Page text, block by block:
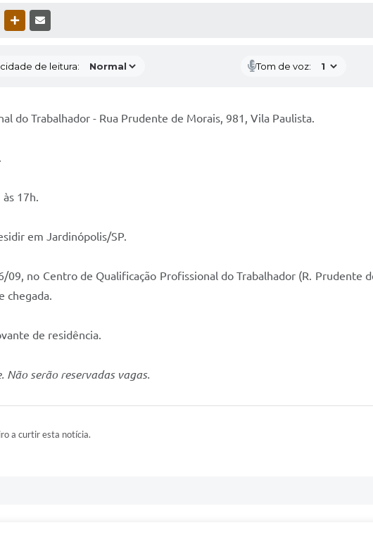
WHATSAPPOUTRAS MÍDIAS
de leitura: Tom de voz:
do Trabalhador - Rua Prudente de Morais, 981, Vila Paulista.
17h.
em Jardinópolis/SP.
09, no Centro de Qualificação Profissional do Trabalhador (R. Prudente
chegada.
de residência.
serão reservadas vagas.
a curtir esta notícia.